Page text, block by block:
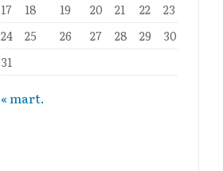
17
18 19 20 21 22
23
24
25 26 27 28 29
30
31
« mart.